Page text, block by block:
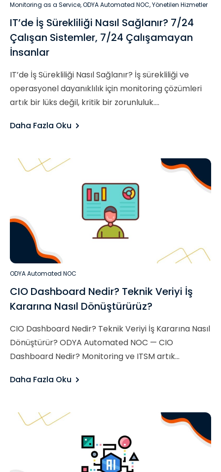
Monitoring as a Service,ODYA Automated NOC,Yönetilen Hizmetler
IT’de İş Sürekliliği Nasıl Sağlanır? 7/24
Çalışan Sistemler, 7/24 Çalışamayan
İnsanlar
IT’de İş Sürekliliği Nasıl Sağlanır? İş sürekliliği ve
operasyonel dayanıklılık için monitoring çözümleri
artık bir lüks değil, kritik bir zorunluluk....
Daha Fazla Oku
ODYA Automated NOC
CIO Dashboard Nedir? Teknik Veriyi İş
Kararına Nasıl Dönüştürürüz?
CIO Dashboard Nedir? Teknik Veriyi İş Kararına Nasıl
Dönüştürür? ODYA Automated NOC — CIO
Dashboard Nedir? Monitoring ve ITSM artık...
Daha Fazla Oku